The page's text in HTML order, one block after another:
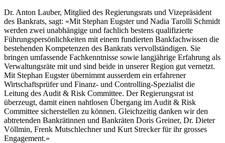
Dr. Anton Lauber, Mitglied des Regierungsrats und Vizepräsident
des Bankrats, sagt: «Mit Stephan Eugster und Nadia Tarolli Schmidt
werden zwei unabhängige und fachlich bestens qualifizierte
Führungspersönlichkeiten mit einem fundierten Bankfachwissen die
bestehenden Kompetenzen des Bankrats vervollständigen. Sie
bringen umfassende Fachkenntnisse sowie langjährige Erfahrung als
Verwaltungsräte mit und sind beide in unserer Region gut vernetzt.
Mit Stephan Eugster übernimmt ausserdem ein erfahrener
Wirtschaftsprüfer und Finanz- und Controlling-Spezialist die
Leitung des Audit & Risk Committee. Der Regierungsrat ist
überzeugt, damit einen nahtlosen Übergang im Audit & Risk
Committee sicherstellen zu können. Gleichzeitig danken wir den
abtretenden Bankrätinnen und Bankräten Doris Greiner, Dr. Dieter
Völlmin, Frenk Mutschlechner und Kurt Strecker für ihr grosses
Engagement.»